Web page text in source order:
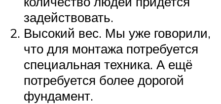
задействовать.
Высокий вес. Мы уже говорили,
что для монтажа потребуется
специальная техника. А ещё
потребуется более дорогой
фундамент.